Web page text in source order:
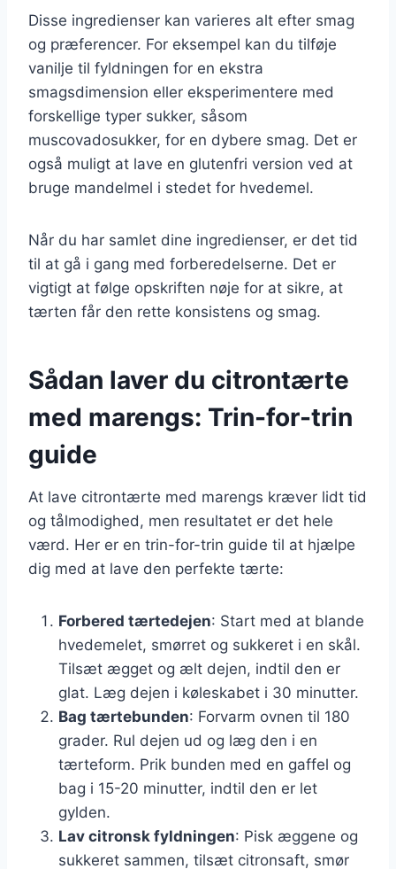
Disse ingredienser kan varieres alt efter smag
og præferencer. For eksempel kan du tilføje
vanilje til fyldningen for en ekstra
smagsdimension eller eksperimentere med
forskellige typer sukker, såsom
muscovadosukker, for en dybere smag. Det er
også muligt at lave en glutenfri version ved at
bruge mandelmel i stedet for hvedemel.
Når du har samlet dine ingredienser, er det tid
til at gå i gang med forberedelserne. Det er
vigtigt at følge opskriften nøje for at sikre, at
tærten får den rette konsistens og smag.
Sådan laver du citrontærte
med marengs: Trin-for-trin
guide
At lave citrontærte med marengs kræver lidt tid
og tålmodighed, men resultatet er det hele
værd. Her er en trin-for-trin guide til at hjælpe
dig med at lave den perfekte tærte:
Forbered tærtedejen: Start med at blande
hvedemelet, smørret og sukkeret i en skål.
Tilsæt ægget og ælt dejen, indtil den er
glat. Læg dejen i køleskabet i 30 minutter.
Bag tærtebunden: Forvarm ovnen til 180
grader. Rul dejen ud og læg den i en
tærteform. Prik bunden med en gaffel og
bag i 15-20 minutter, indtil den er let
gylden.
Lav citronsk fyldningen: Pisk æggene og
sukkeret sammen, tilsæt citronsaft, smør